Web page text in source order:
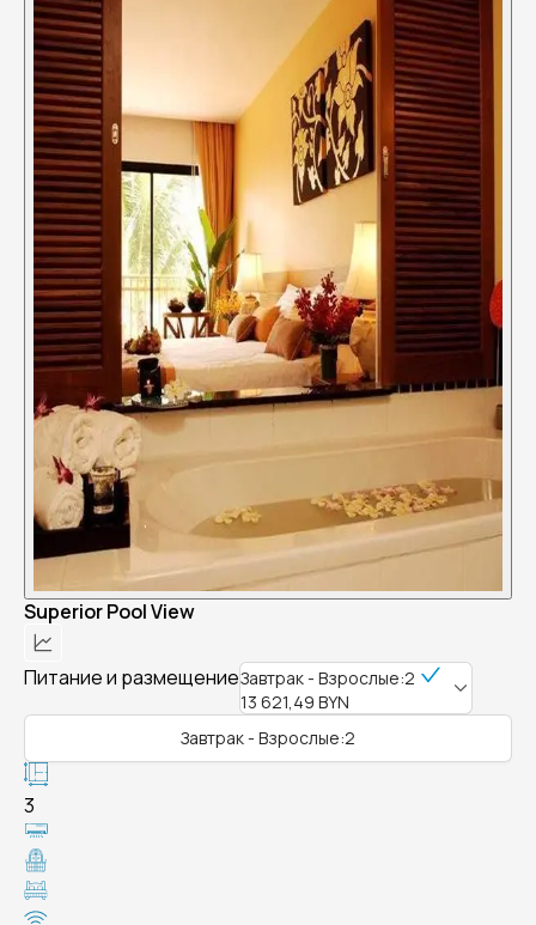
Superior Pool View
Питание и размещениеЗавтрак - Взрослые:2
13 621,49 BYN
Завтрак - Взрослые:2
3